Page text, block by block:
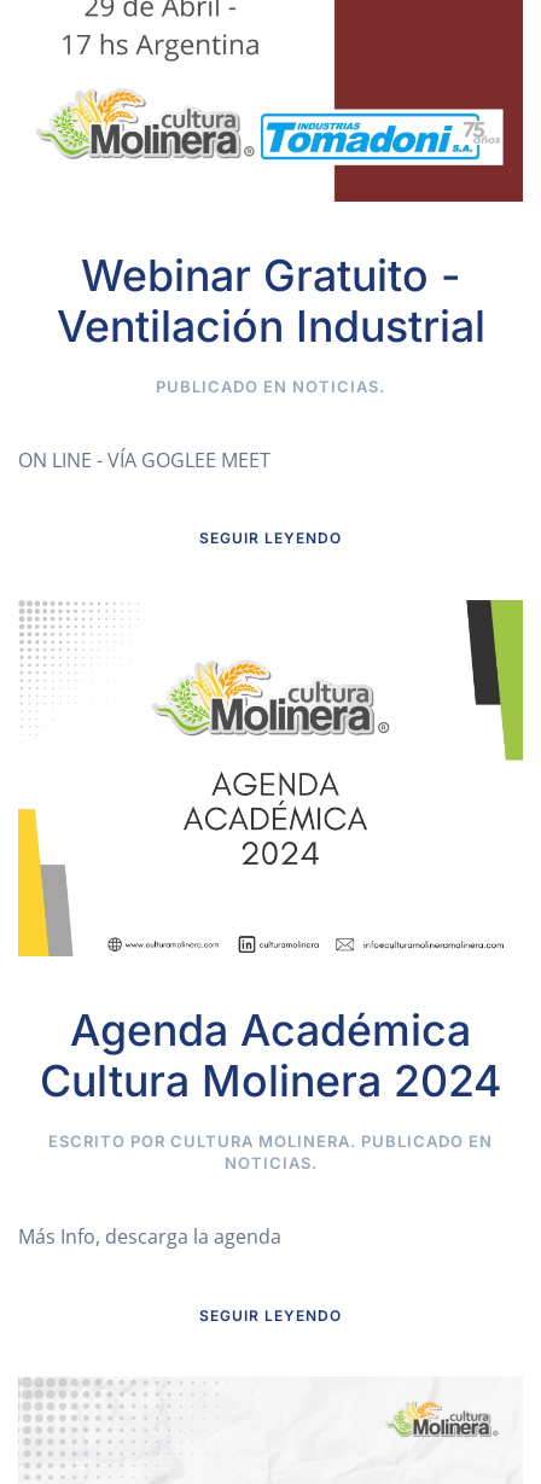
Webinar Gratuito -
Ventilación Industrial
PUBLICADO EN NOTICIAS.
ON LINE - VÍA GOGLEE MEET
SEGUIR LEYENDO
Agenda Académica
Cultura Molinera 2024
ESCRITO POR CULTURA MOLINERA. PUBLICADO EN
NOTICIAS.
Más Info, descarga la agenda
SEGUIR LEYENDO